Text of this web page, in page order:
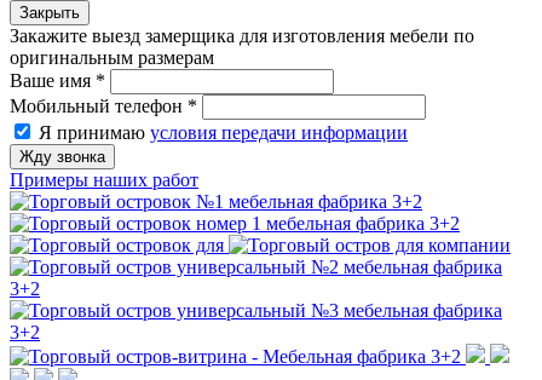
Закрыть
Закажите выезд замерщика для изготовления мебели по
оригинальным размерам
Ваше имя *
Мобильный телефон *
Я принимаю условия передачи информации
Жду звонка
Примеры наших работ